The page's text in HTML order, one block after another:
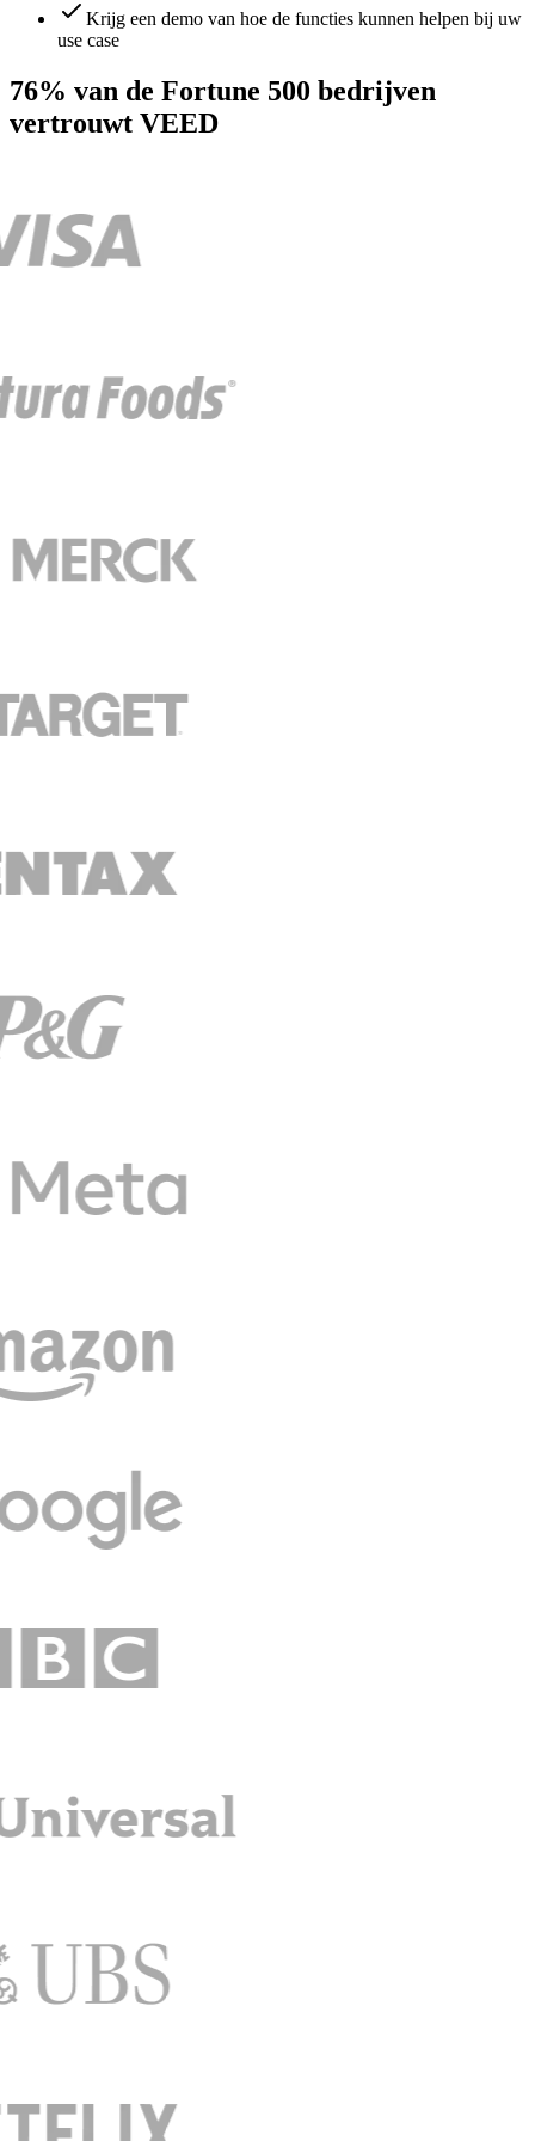
Krijg een demo van hoe de functies kunnen helpen bij uw
use case
76% van de Fortune 500 bedrijven
vertrouwt VEED